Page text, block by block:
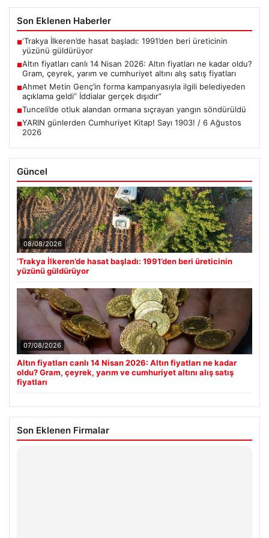
Son Eklenen Haberler
■‘Trakya İlkeren’de hasat başladı: 1991’den beri üreticinin
yüzünü güldürüyor
■Altın fiyatları canlı 14 Nisan 2026: Altın fiyatları ne kadar oldu?
Gram, çeyrek, yarım ve cumhuriyet altını alış satış fiyatları
■Ahmet Metin Genç’in forma kampanyasıyla ilgili belediyeden
açıklama geldi” İddialar gerçek dışıdır”
■Tunceli’de otluk alandan ormana sıçrayan yangın söndürüldü
■YARIN günlerden Cumhuriyet Kitap! Sayı 1903! / 6 Ağustos
2026
Güncel
08/08/2026
‘Trakya İlkeren’de hasat başladı: 1991’den beri üreticinin
yüzünü güldürüyor
07/08/2026
Altın fiyatları canlı 14 Nisan 2026: Altın fiyatları ne kadar
oldu? Gram, çeyrek, yarım ve cumhuriyet altını alış satış
fiyatları
Son Eklenen Firmalar